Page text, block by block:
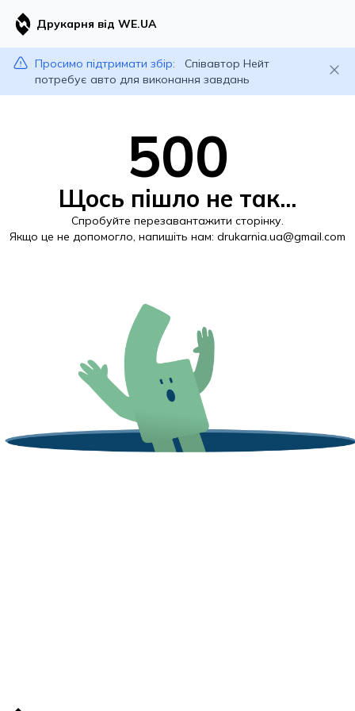
Друкарня від WE.UA
Просимо підтримати збір:
Співавтор Нейт
потребує авто для виконання завдань
500
Щось пішло не так...
Спробуйте перезавантажити сторінку.
Якщо це не допомогло, напишіть нам: drukarnia.ua@gmail.com